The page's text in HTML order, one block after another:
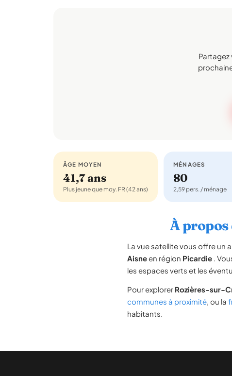
Partagez
ÂGE MOYEN
41,7 ans
Plus jeune que moy. FR (42 ans)
MÉNAGES
80
2,59 pers. / ménage
À propos
La vue satellite vous offre un
Aisneen région Picardie .
les espaces verts et les
Pour explorer Rozières-sur-
communes à proximité, ou la
habitants.